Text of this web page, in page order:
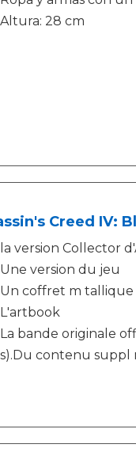
Altura: 28 cm
Creed IV:
la version Collector
Une version du jeu
Un coffret m tallique
L'artbook
La bande originale
s).Du contenu suppl